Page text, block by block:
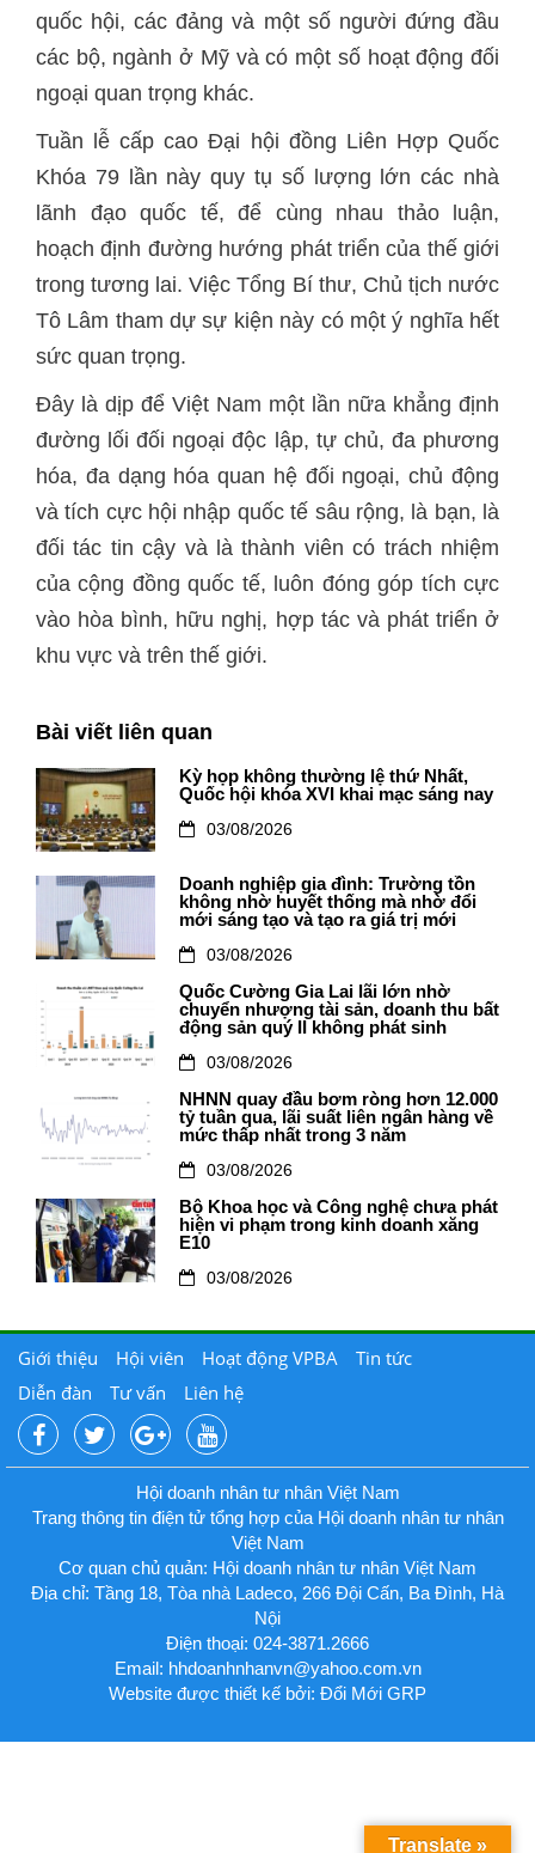
quốc hội, các đảng và một số người đứng đầu
các bộ, ngành ở Mỹ và có một số hoạt động đối
ngoại quan trọng khác.
Tuần lễ cấp cao Đại hội đồng Liên Hợp Quốc
Khóa 79 lần này quy tụ số lượng lớn các nhà
lãnh đạo quốc tế, để cùng nhau thảo luận,
hoạch định đường hướng phát triển của thế giới
trong tương lai. Việc Tổng Bí thư, Chủ tịch nước
Tô Lâm tham dự sự kiện này có một ý nghĩa hết
sức quan trọng.
Đây là dịp để Việt Nam một lần nữa khẳng định
đường lối đối ngoại độc lập, tự chủ, đa phương
hóa, đa dạng hóa quan hệ đối ngoại, chủ động
và tích cực hội nhập quốc tế sâu rộng, là bạn, là
đối tác tin cậy và là thành viên có trách nhiệm
của cộng đồng quốc tế, luôn đóng góp tích cực
vào hòa bình, hữu nghị, hợp tác và phát triển ở
khu vực và trên thế giới.
Bài viết liên quan
Kỳ họp không thường lệ thứ Nhất,
Quốc hội khóa XVI khai mạc sáng nay
03/08/2026
Doanh nghiệp gia đình: Trường tồn
không nhờ huyết thống mà nhờ đổi
mới sáng tạo và tạo ra giá trị mới
03/08/2026
Quốc Cường Gia Lai lãi lớn nhờ
chuyển nhượng tài sản, doanh thu bất
động sản quý II không phát sinh
03/08/2026
NHNN quay đầu bơm ròng hơn 12.000
tỷ tuần qua, lãi suất liên ngân hàng về
mức thấp nhất trong 3 năm
03/08/2026
Bộ Khoa học và Công nghệ chưa phát
hiện vi phạm trong kinh doanh xăng
E10
03/08/2026
Giới thiệu Hội viên Hoạt động VPBA
Tin tức
Diễn đàn
Tư vấn Liên hệ
Hội doanh nhân tư nhân Việt Nam
Trang thông tin điện tử tổng hợp của Hội doanh nhân tư nhân
Việt Nam
Cơ quan chủ quản: Hội doanh nhân tư nhân Việt Nam
Địa chỉ: Tầng 18, Tòa nhà Ladeco, 266 Đội Cấn, Ba Đình, Hà
Nội
Điện thoại: 024-3871.2666
Email: hhdoanhnhanvn@yahoo.com.vn
Website được thiết kế bởi: Đổi Mới GRP
Translate »